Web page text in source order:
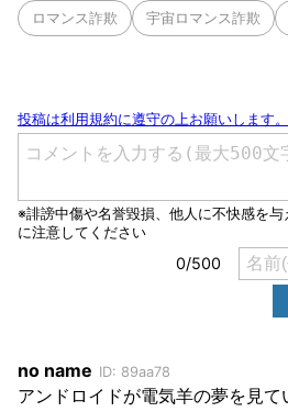
ロマンス詐欺 宇宙ロマンス詐欺